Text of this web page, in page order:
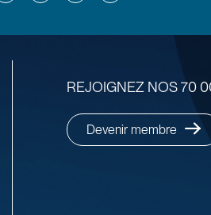
REJOIGNEZ NOS 70
Devenir membre